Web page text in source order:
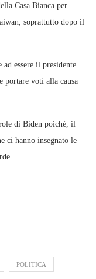
Casa Bianca per
soprattutto dopo il
essere il presidente
portare voti alla causa
di Biden poiché, il
ci hanno insegnato le
POLITICA